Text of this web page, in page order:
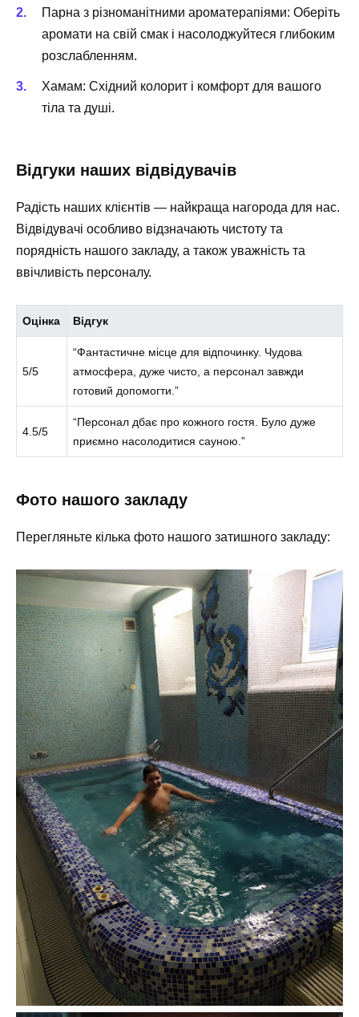
Парна з різноманітними ароматерапіями: Оберіть
аромати на свій смак і насолоджуйтеся глибоким
розслабленням.
Хамам: Східний колорит і комфорт для вашого
тіла та душі.
Відгуки наших відвідувачів
Радість наших клієнтів — найкраща нагорода для нас.
Відвідувачі особливо відзначають чистоту та
порядність нашого закладу, а також уважність та
ввічливість персоналу.
Оцінка Відгук
5/5
“Фантастичне місце для відпочинку. Чудова
атмосфера, дуже чисто, а персонал завжди
готовий допомогти.”
4.5/5
“Персонал дбає про кожного гостя. Було дуже
приємно насолодитися сауною.”
Фото нашого закладу
Перегляньте кілька фото нашого затишного закладу: